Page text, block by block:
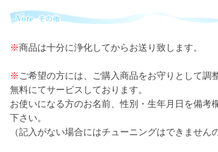
※商品は十分に浄化してからお送り致します。
※ ご希望の方には、ご購入商品をお守りとして調
無料にてサービスしております。
お使いになる方のお名前、性別・生年月日を備考
下さい。
（記入がない場合にはチューニングはできません